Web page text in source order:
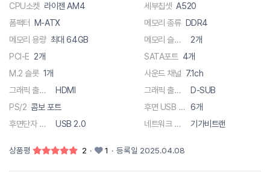
CPU소켓 라이젠 AM4 세부칩셋 A520
폼팩터 M-ATX 메모리 종류 DDR4
메모리 용량 최대 64GB 메모리 슬롯 수
2개
PCI-E 2개 SATA포트 4개
M.2 슬롯 1개 사운드 채널 7.1ch
그래픽 출력단자
HDMI 그래픽 출력단자
D-SUB
PS/2 콤보 포트 후면 USB 총 단자수 6개
후면단자 종류
USB 2.0 네트워크 사양 기가비트랜
상품평 2 · 1 · 등록일 2025.04.08